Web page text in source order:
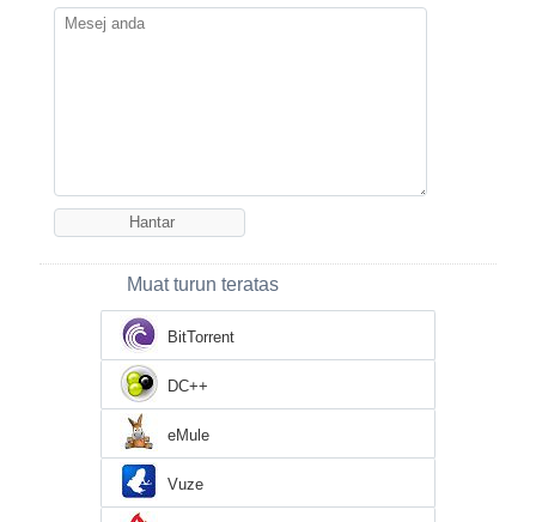
Muat turun teratas
BitTorrent
DC++
eMule
Vuze